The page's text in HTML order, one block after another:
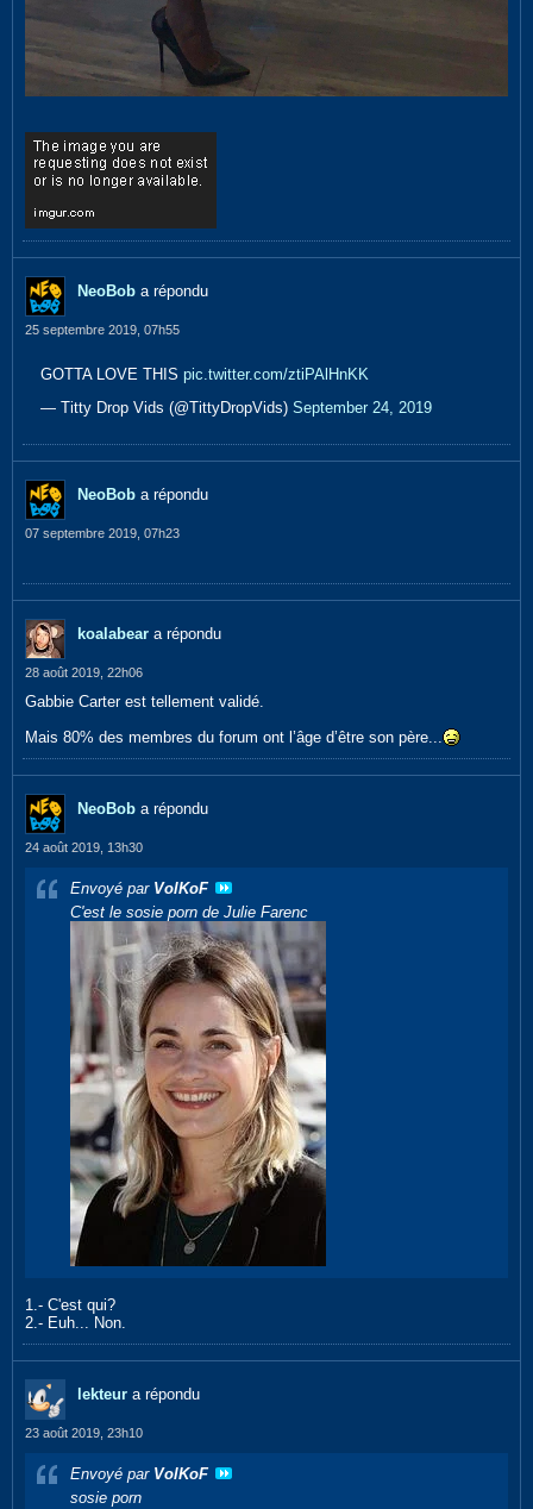
NeoBob a répondu
25 septembre 2019, 07h55
GOTTA LOVE THIS pic.twitter.com/ztiPAlHnKK
— Titty Drop Vids (@TittyDropVids) September 24, 2019
NeoBob a répondu
07 septembre 2019, 07h23
koalabear a répondu
28 août 2019, 22h06
Gabbie Carter est tellement validé.
Mais 80% des membres du forum ont l’âge d’être son père...
NeoBob a répondu
24 août 2019, 13h30
Envoyé par VolKoF
C'est le sosie porn de Julie Farenc
1.- C'est qui?
2.- Euh... Non.
lekteur a répondu
23 août 2019, 23h10
Envoyé par VolKoF
sosie porn